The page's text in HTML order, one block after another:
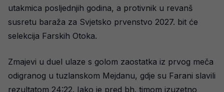
utakmica posljednjih godina, a protivnik u revanš
susretu baraža za Svjetsko prvenstvo 2027. bit će
selekcija Farskih Otoka.
Zmajevi u duel ulaze s golom zaostatka iz prvog meča
odigranog u tuzlanskom Mejdanu, gdje su Farani slavili
rezultatom 24:22. Iako je pred bh. timom izuzetno